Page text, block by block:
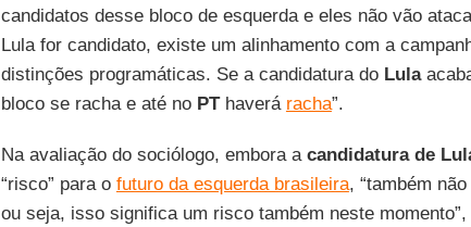
candidatos desse bloco de esquerda e eles não vão
Lula for candidato, existe um alinhamento com a
distinções programáticas. Se a candidatura do Lula
bloco se racha e até no PThaverá racha”.
Na avaliação do sociólogo, embora a candidatura de
“risco” para o futuro da esquerda brasileira, “também
ou seja, isso significa um risco também neste momento”,